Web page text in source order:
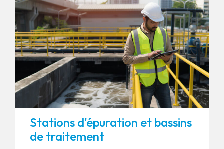
Stations d'épuration et bassins
de traitement